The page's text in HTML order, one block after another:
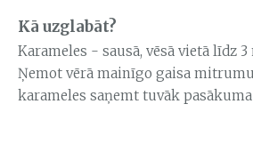
Kā uzglabāt?
Karameles - sausā, vēsā vietā līdz 3
Ņemot vērā mainīgo gaisa
karameles saņemt tuvāk